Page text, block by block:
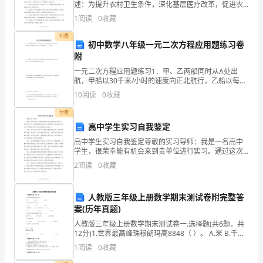
况，
述：为提升农村卫生条件，深化基层医疗改革，促进农
村健康事业发展，我国决定推进标准化规范化村卫生室
活动。为此，制定本方案，旨在规范农村卫生室建设与
1阅读 0收藏
付费
初中数学八年级一元二次方程应用题练习卷
附
一元二次方程应用题练习1．甲、乙两船同时从A处出
航，甲船以30千米/小时的速度向正北航行，乙船以每小
时比甲船快10千米的速度向正东航行，则几小时后两船
相距100千米？2．一个两位数，十位上的数字与个位
10阅读 0收藏
付费
高中学生实习自我鉴定
高中学生实习自我鉴定尊敬的实习导师：我是一名高中
学生，很荣幸能有机会来到贵单位进行实习。通过这次
实习，我希望能够更加深入地了解实际工作环境和专业
知识，锻炼自己的工作能力和团队合作能力。首先，我
2阅读 0收藏
人教版三年级上册数学期末测试卷附完整答
案(历年真题)
人教版三年级上册数学期末测试卷一.选择题(共6题，共
12分)1.世界最高峰珠穆朗玛高8848（ ）。 A.米 B.千米
C.分米2.长江的长度大约是 6300（
1阅读 0收藏